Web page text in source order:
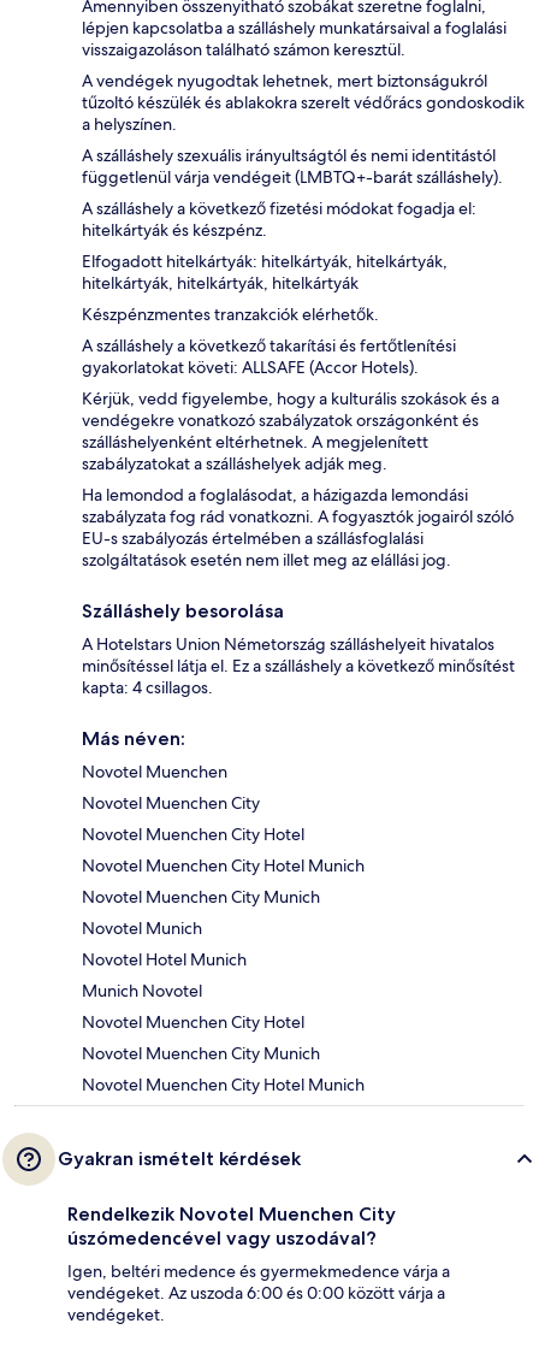
Amennyiben összenyitható szobákat szeretne foglalni,
lépjen kapcsolatba a szálláshely munkatársaival a foglalási
visszaigazoláson található számon keresztül.
A vendégek nyugodtak lehetnek, mert biztonságukról
tűzoltó készülék és ablakokra szerelt védőrács gondoskodik
a helyszínen.
A szálláshely szexuális irányultságtól és nemi identitástól
függetlenül várja vendégeit (LMBTQ+-barát szálláshely).
A szálláshely a következő fizetési módokat fogadja el:
hitelkártyák és készpénz.
Elfogadott hitelkártyák: hitelkártyák, hitelkártyák,
hitelkártyák, hitelkártyák, hitelkártyák
Készpénzmentes tranzakciók elérhetők.
A szálláshely a következő takarítási és fertőtlenítési
gyakorlatokat követi: ALLSAFE (Accor Hotels).
Kérjük, vedd figyelembe, hogy a kulturális szokások és a
vendégekre vonatkozó szabályzatok országonként és
szálláshelyenként eltérhetnek. A megjelenített
szabályzatokat a szálláshelyek adják meg.
Ha lemondod a foglalásodat, a házigazda lemondási
szabályzata fog rád vonatkozni. A fogyasztók jogairól szóló
EU-s szabályozás értelmében a szállásfoglalási
szolgáltatások esetén nem illet meg az elállási jog.
Szálláshely besorolása
A Hotelstars Union Németország szálláshelyeit hivatalos
minősítéssel látja el. Ez a szálláshely a következő minősítést
kapta: 4 csillagos.
Más néven:
Novotel Muenchen
Novotel Muenchen City
Novotel Muenchen City Hotel
Novotel Muenchen City Hotel Munich
Novotel Muenchen City Munich
Novotel Munich
Novotel Hotel Munich
Munich Novotel
Novotel Muenchen City Hotel
Novotel Muenchen City Munich
Novotel Muenchen City Hotel Munich
Gyakran ismételt kérdések
Rendelkezik Novotel Muenchen City
úszómedencével vagy uszodával?
Igen, beltéri medence és gyermekmedence várja a
vendégeket. Az uszoda 6:00 és 0:00 között várja a
vendégeket.